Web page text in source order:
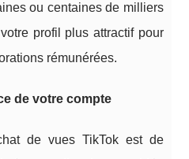
ou centaines de milliers
profil plus attractif pour
rémunérées.
de votre compte
de vues TikTok est de